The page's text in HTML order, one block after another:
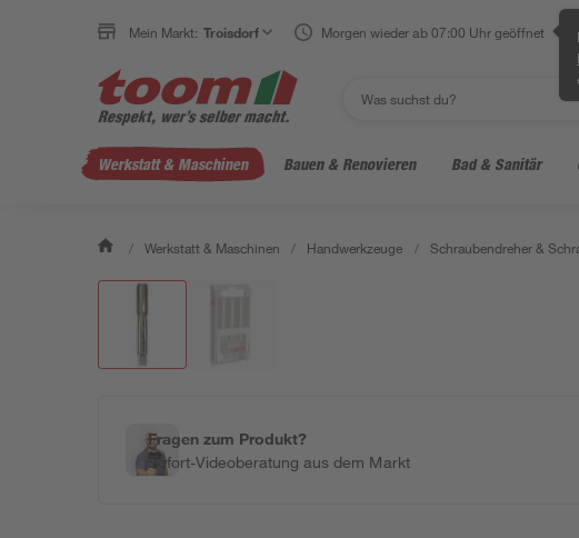
Mein Markt: Troisdorf Morgen wieder ab 07:00 Uhr geöffnet
Werkstatt & Maschinen Bauen & Renovieren Bad & Sanitär
/ Werkstatt & Maschinen / Handwerkzeuge / Schraubendreher &
Fragen zum Produkt?
Sofort-Videoberatung aus dem Markt